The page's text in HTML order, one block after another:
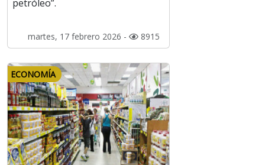
petróleo”.
martes, 17 febrero 2026 - 8915
ECONOMÍA